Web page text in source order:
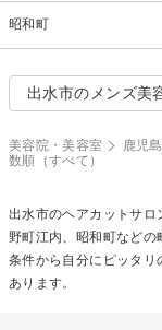
昭和町
出水市のメンズ美
美容院・美容室 鹿児
数順（すべて）
出水市のヘアカットサロ
野町江内、昭和町など
条件から自分にピッタリ
あります。